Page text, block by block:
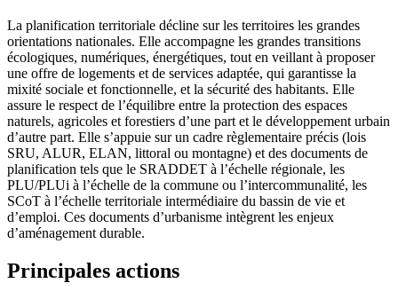
La planification territoriale décline sur les territoires les grandes
orientations nationales. Elle accompagne les grandes transitions
écologiques, numériques, énergétiques, tout en veillant à proposer
une offre de logements et de services adaptée, qui garantisse la
mixité sociale et fonctionnelle, et la sécurité des habitants. Elle
assure le respect de l’équilibre entre la protection des espaces
naturels, agricoles et forestiers d’une part et le développement urbain
d’autre part. Elle s’appuie sur un cadre règlementaire précis (lois
SRU, ALUR, ELAN, littoral ou montagne) et des documents de
planification tels que le SRADDET à l’échelle régionale, les
PLU/PLUi à l’échelle de la commune ou l’intercommunalité, les
SCoT à l’échelle territoriale intermédiaire du bassin de vie et
d’emploi. Ces documents d’urbanisme intègrent les enjeux
d’aménagement durable.
Principales actions